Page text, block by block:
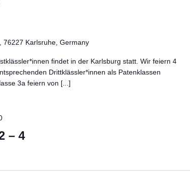
76227 Karlsruhe, Germany
findet in der Karlsburg statt. Wir feiern 4
Drittklässler*innen als Patenklassen
3a feiern von [...]
– 4